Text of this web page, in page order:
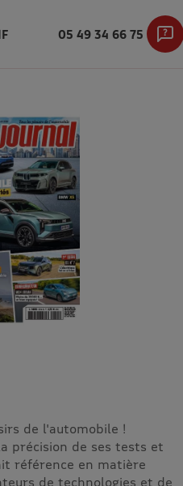
05 49 34 66 75
de l'automobile !
précision de ses tests et
référence en matière
de technologies et de